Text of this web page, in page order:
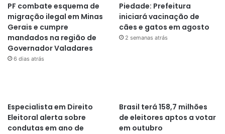
PF combate esquema de
migração ilegal em Minas
Gerais e cumpre
mandados na região de
Governador Valadares
6 dias atrás
Piedade: Prefeitura
iniciará vacinação de
cães e gatos em agosto
2 semanas atrás
Especialista em Direito
Eleitoral alerta sobre
condutas em ano de
Brasil terá 158,7 milhões
de eleitores aptos a votar
em outubro